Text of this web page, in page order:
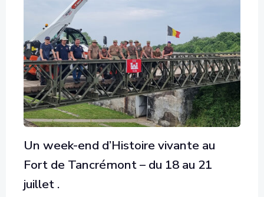
Un week-end d’Histoire vivante au
Fort de Tancrémont – du 18 au 21
juillet .